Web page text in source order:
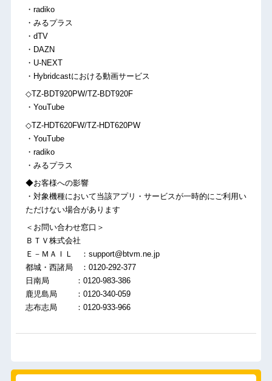
・radiko
・みるプラス
・dTV
・DAZN
・U-NEXT
・Hybridcastにおける動画サービス
◇TZ-BDT920PW/TZ-BDT920F
・YouTube
◇TZ-HDT620FW/TZ-HDT620PW
・YouTube
・radiko
・みるプラス
◆お客様への影響
・対象機種において当該アプリ・サービスが一時的にご利用い
ただけない場合があります
＜お問い合わせ窓口＞
ＢＴＶ株式会社
Ｅ－ＭＡＩＬ ：support@btvm.ne.jp
都城・西諸局 ：0120-292-377
日南局 ：0120-983-386
鹿児島局 ：0120-340-059
志布志局 ：0120-933-966